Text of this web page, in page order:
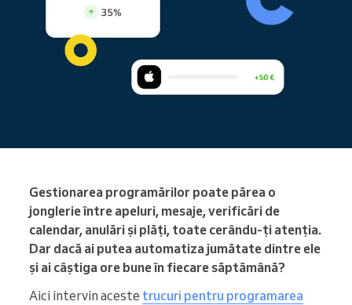
Gestionarea programărilor poate părea o
jonglerie între apeluri, mesaje, verificări de
calendar, anulări și plăți, toate cerându-ți atenția.
Dar dacă ai putea automatiza jumătate dintre ele
și ai câștiga ore bune în fiecare săptămână?
Aici intervin aceste trucuri pentru programarea